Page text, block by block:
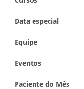
Data especial
Equipe
Eventos
Paciente do Mês